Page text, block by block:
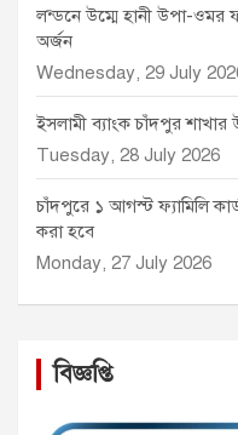
লন্ডনে উম্মে হানী উপা-ওমর
অর্জন
Wednesday, 29 July
ইসলামী ব্যাংক চাঁদপুর
Tuesday, 28 July 2026
চাঁদপুরে ১ আগস্ট ফ্যামিলি
করা হবে
Monday, 27 July 2026
বিজ্ঞপ্তি